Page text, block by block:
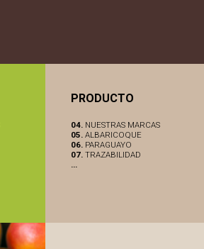
PRODUCTO
04. NUESTRAS MARCAS
05. ALBARICOQUE
06. PARAGUAYO
07. TRAZABILIDAD
...